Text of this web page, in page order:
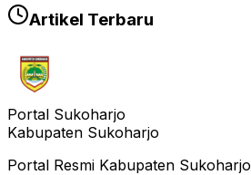
Artikel Terbaru
Portal Sukoharjo
Kabupaten Sukoharjo
Portal Resmi Kabupaten Sukoharjo